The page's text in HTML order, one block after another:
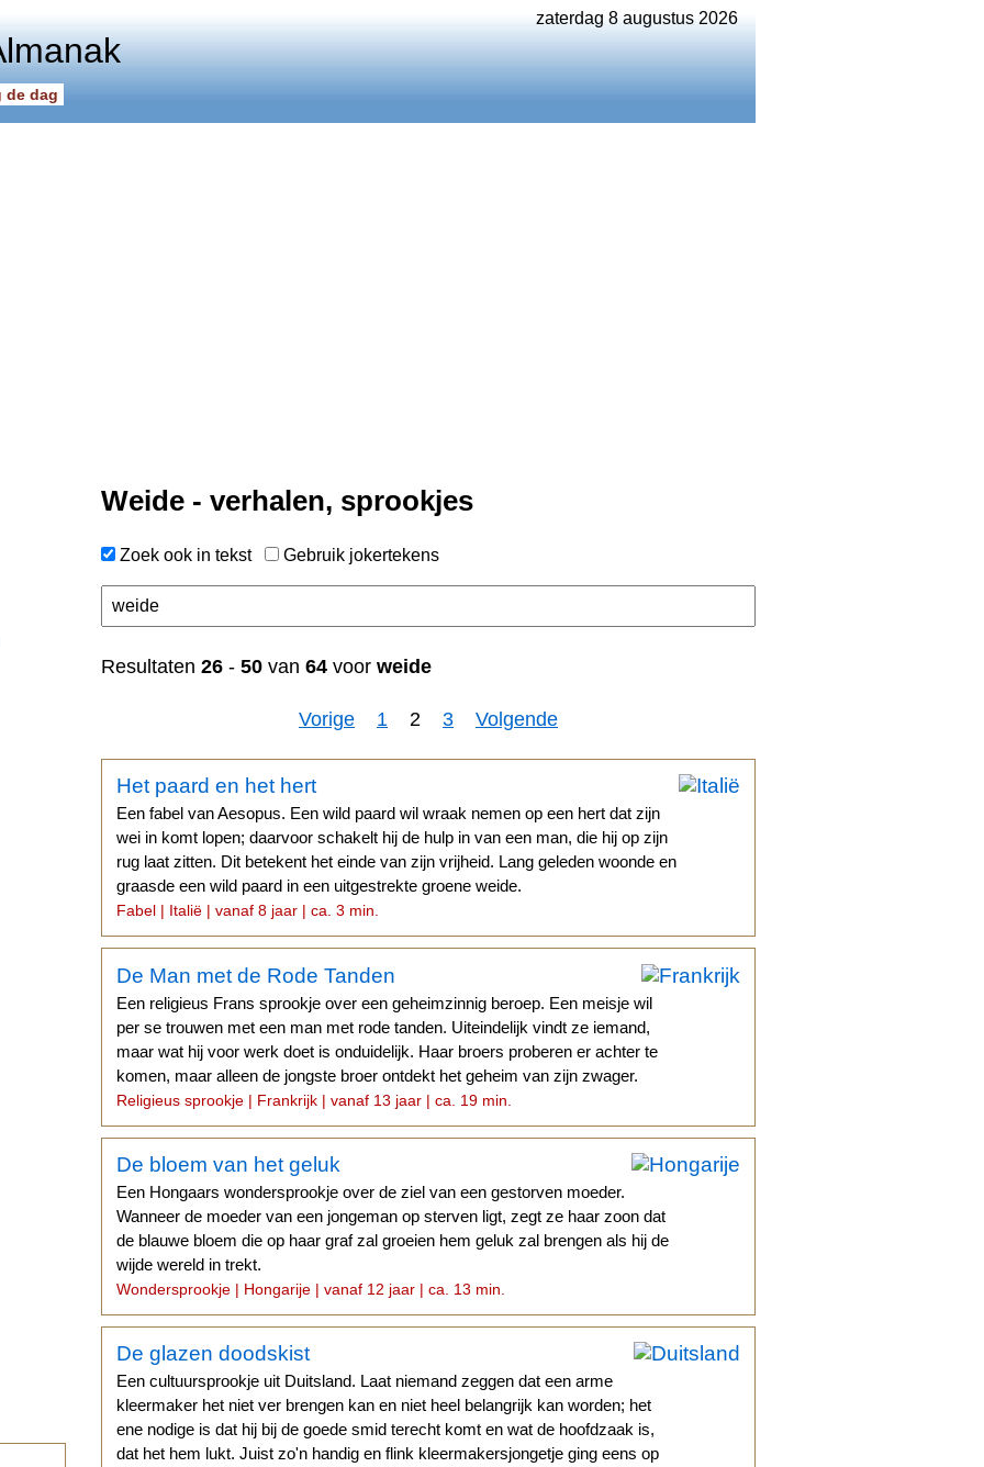
zaterdag 8 augustus 2026
de dag
Weide - verhalen, sprookjes
Zoek ook in tekst Gebruik jokertekens
Resultaten 26 - 50 van 64 voor weide
Vorige 1 2 3 Volgende
Het paard en het hert
Een fabel van Aesopus. Een wild paard wil wraak nemen op een hert dat zijn
wei in komt lopen; daarvoor schakelt hij de hulp in van een man, die hij op zijn
rug laat zitten. Dit betekent het einde van zijn vrijheid. Lang geleden woonde en
graasde een wild paard in een uitgestrekte groene weide.
Fabel | Italië | vanaf 8 jaar | ca. 3 min.
De Man met de Rode Tanden
Een religieus Frans sprookje over een geheimzinnig beroep. Een meisje wil
per se trouwen met een man met rode tanden. Uiteindelijk vindt ze iemand,
maar wat hij voor werk doet is onduidelijk. Haar broers proberen er achter te
komen, maar alleen de jongste broer ontdekt het geheim van zijn zwager.
Religieus sprookje | Frankrijk | vanaf 13 jaar | ca. 19 min.
De bloem van het geluk
Een Hongaars wondersprookje over de ziel van een gestorven moeder.
Wanneer de moeder van een jongeman op sterven ligt, zegt ze haar zoon dat
de blauwe bloem die op haar graf zal groeien hem geluk zal brengen als hij de
wijde wereld in trekt.
Wondersprookje | Hongarije | vanaf 12 jaar | ca. 13 min.
De glazen doodskist
Een cultuursprookje uit Duitsland. Laat niemand zeggen dat een arme
kleermaker het niet ver brengen kan en niet heel belangrijk kan worden; het
ene nodige is dat hij bij de goede smid terecht komt en wat de hoofdzaak is,
dat het hem lukt. Juist zo'n handig en flink kleermakersjongetje ging eens op